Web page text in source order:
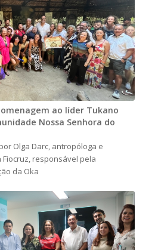
ao líder Tukano
Nossa Senhora do
Olga Darc, antropóloga e
responsável pela
da Oka